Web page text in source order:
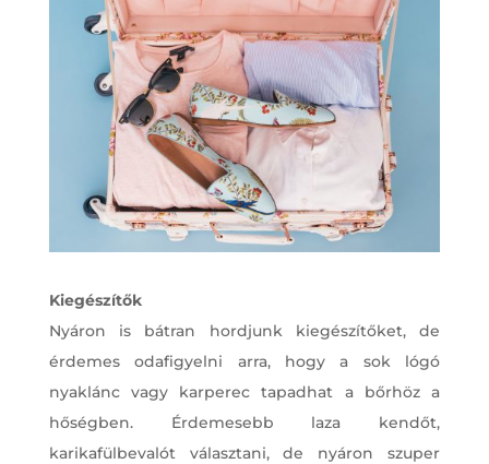
Kiegészítők
Nyáron is bátran hordjunk kiegészítőket, de
érdemes odafigyelni arra, hogy a sok lógó
nyaklánc vagy karperec tapadhat a bőrhöz a
hőségben. Érdemesebb laza kendőt,
karikafülbevalót választani, de nyáron szuper